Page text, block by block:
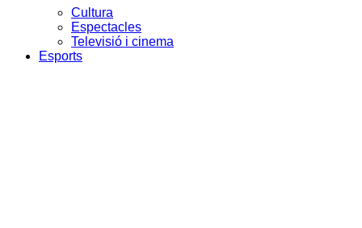
Cultura
Espectacles
Televisió i cinema
Esports